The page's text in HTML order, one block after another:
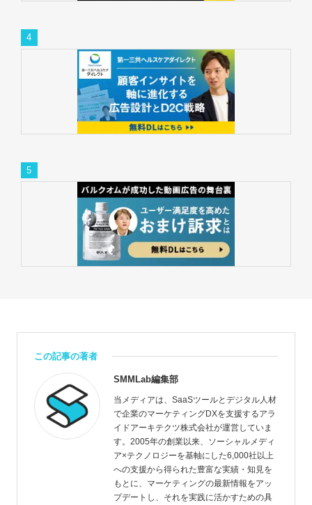
この記事の著者
SMMLab編集部
当メディアは、SaaSツールとデジタル人材
で企業のマーケティングDXを支援するアラ
イドアーキテクツ株式会社が運営していま
す。2005年の創業以来、ソーシャルメディ
ア×テクノロジーを基軸にした6,000社以上
への支援から得られた豊富な実績・知見を
もとに、マーケティングの最新情報をアッ
プデートし、それを実践に活かすための具